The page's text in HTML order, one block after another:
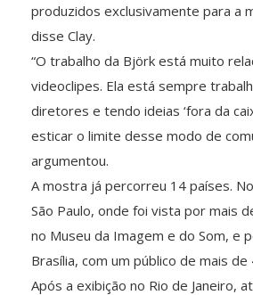
produzidos exclusivamente para a
disse Clay.
“O trabalho da Björk está muito
videoclipes. Ela está sempre
diretores e tendo ideias ‘fora da
esticar o limite desse modo de
argumentou.
A mostra já percorreu 14 países.
São Paulo, onde foi vista por mais
no Museu da Imagem e do Som, e
Brasília, com um público de mais
Após a exibição no Rio de Janeiro,